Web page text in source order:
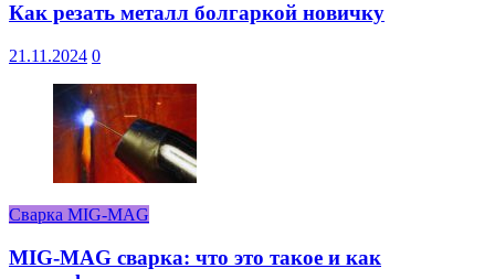
Как резать металл болгаркой новичку
21.11.2024 0
Сварка MIG-MAG
MIG-MAG сварка: что это такое и как